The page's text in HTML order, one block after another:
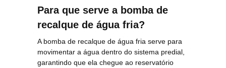
Para que serve a bomba de
recalque de água fria?
A bomba de recalque de água fria serve para
movimentar a água dentro do sistema predial,
garantindo que ela chegue ao reservatório